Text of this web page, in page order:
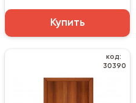
Купить
код:
30390